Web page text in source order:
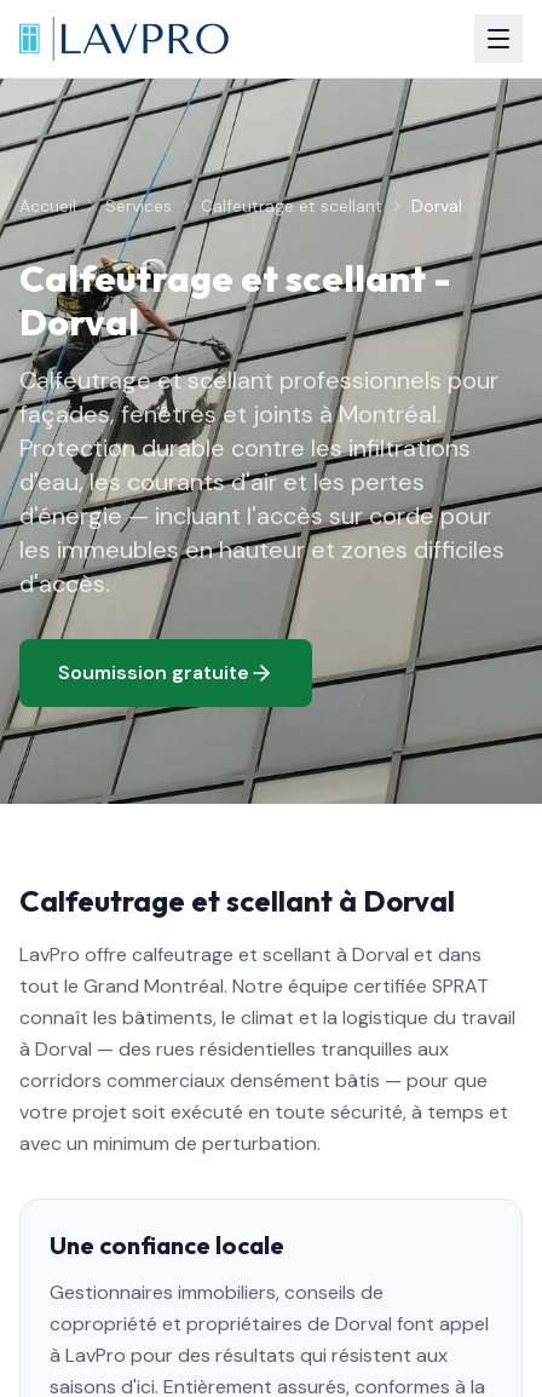
Accueil Services Calfeutrage et scellant Dorval
Calfeutrage et scellant-
Dorval
Calfeutrage et scellant professionnels pour
façades, fenêtres et joints à Montréal.
Protection durable contre les infiltrations
d'eau, les courants d'air et les pertes
d'énergie — incluant l'accès sur corde pour
les immeubles en hauteur et zones difficiles
d'accès.
Soumission gratuite
Calfeutrage et scellant à Dorval
LavPro offre calfeutrage et scellant à Dorval et dans
tout le Grand Montréal. Notre équipe certifiée SPRAT
connaît les bâtiments, le climat et la logistique du travail
à Dorval — des rues résidentielles tranquilles aux
corridors commerciaux densément bâtis — pour que
votre projet soit exécuté en toute sécurité, à temps et
avec un minimum de perturbation.
Une confiance locale
Gestionnaires immobiliers, conseils de
copropriété et propriétaires de Dorval font appel
à LavPro pour des résultats qui résistent aux
saisons d'ici. Entièrement assurés, conformes à la